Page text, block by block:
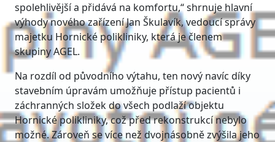
spolehlivější a přidává na komfortu,“ shrnuje hlavní
výhody nového zařízení Jan Škulavík, vedoucí správy
majetku Hornické polikliniky, která je členem
skupiny AGEL.
Na rozdíl od původního výtahu, ten nový navíc díky
stavebním úpravám umožňuje přístup pacientů i
záchranných složek do všech podlaží objektu
Hornické polikliniky, což před rekonstrukcí nebylo
možné. Zároveň se více než dvojnásobně zvýšila jeho